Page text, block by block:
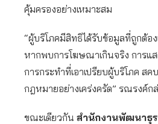
คุ้มครองอย่างเหมาะสม
“ผู้บริโภคมีสิทธิได้รับข้อมูลที่ถูกต้อ
หากพบการโฆษณาเกินจริง การแ
การกระทำที่เอาเปรียบผู้บริโภค ส
กฎหมายอย่างเคร่งครัด” รณรงค์ก
ขณะเดียวกัน สำนักงานพัฒนาธุร